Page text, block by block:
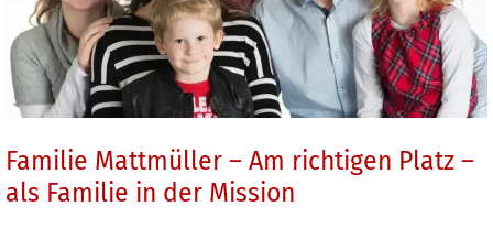
Familie Mattmüller – Am richtigen Platz –
als Familie in der Mission
als
Familie
in
der